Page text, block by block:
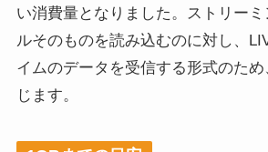
い消費量となりました。ストリー
ルそのものを読み込むのに対し、
イムのデータを受信する形式のた
じます。